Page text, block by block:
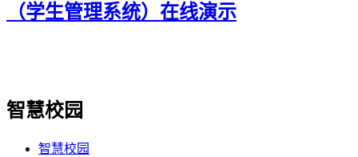
（学生管理系统）在线演示
智慧校园
智慧校园